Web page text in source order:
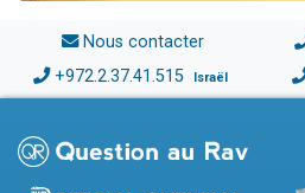
Nous contacter
+972.2.37.41.515 Israël